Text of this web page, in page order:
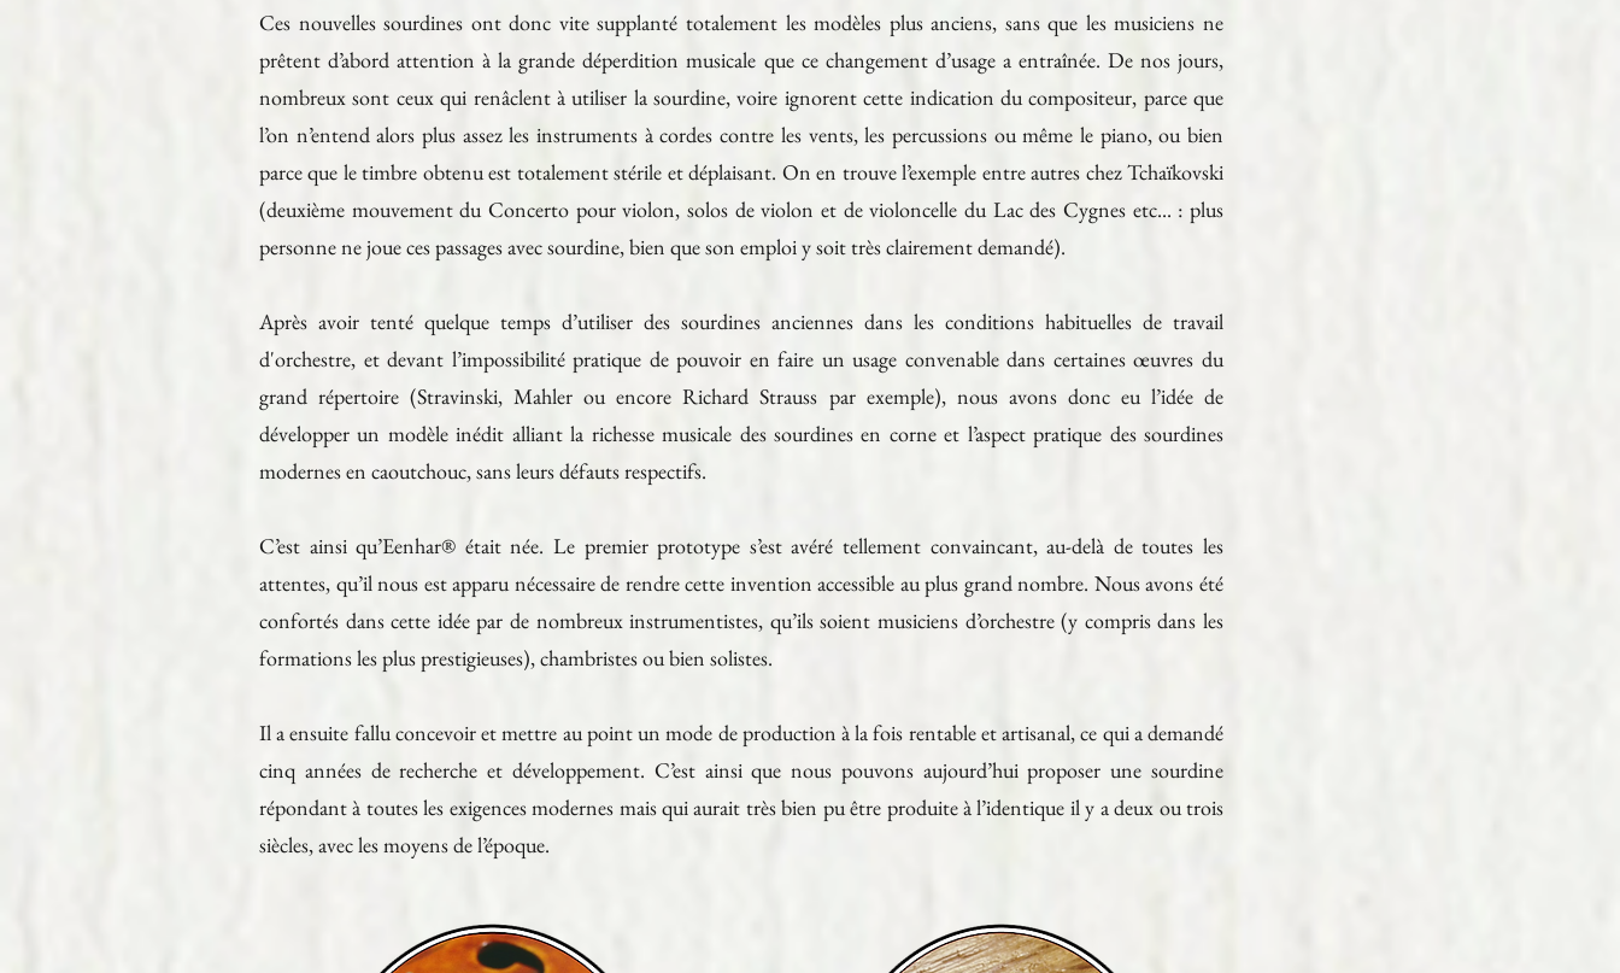
Ces nouvelles sourdines ont donc vite supplanté totalement les modèles plus anciens, sans que les musiciens ne
prêtent d’abord attention à la grande déperdition musicale que ce changement d’usage a entraînée. De nos jours,
nombreux sont ceux qui renâclent à utiliser la sourdine, voire ignorent cette indication du compositeur, parce que
l’on n’entend alors plus assez les instruments à cordes contre les vents, les percussions ou même le piano, ou bien
parce que le timbre obtenu est totalement stérile et déplaisant. On en trouve l’exemple entre autres chez Tchaïkovski
(deuxième mouvement du Concerto pour violon, solos de violon et de violoncelle du Lac des Cygnes etc... : plus
personne ne joue ces passages avec sourdine, bien que son emploi y soit très clairement demandé).
Après avoir tenté quelque temps d’utiliser des sourdines anciennes dans les conditions habituelles de travail
d'orchestre, et devant l’impossibilité pratique de pouvoir en faire un usage convenable dans certaines œuvres du
grand répertoire (Stravinski, Mahler ou encore Richard Strauss par exemple), nous avons donc eu l’idée de
développer un modèle inédit alliant la richesse musicale des sourdines en corne et l’aspect pratique des sourdines
modernes en caoutchouc, sans leurs défauts respectifs.
C’est ainsi qu’Eenhar® était née. Le premier prototype s’est avéré tellement convaincant, au-delà de toutes les
attentes, qu’il nous est apparu nécessaire de rendre cette invention accessible au plus grand nombre. Nous avons été
confortés dans cette idée par de nombreux instrumentistes, qu’ils soient musiciens d’orchestre (y compris dans les
formations les plus prestigieuses), chambristes ou bien solistes.
Il a ensuite fallu concevoir et mettre au point un mode de production à la fois rentable et artisanal, ce qui a demandé
cinq années de recherche et développement. C’est ainsi que nous pouvons aujourd’hui proposer une sourdine
répondant à toutes les exigences modernes mais qui aurait très bien pu être produite à l’identique il y a deux ou trois
siècles, avec les moyens de l’époque.